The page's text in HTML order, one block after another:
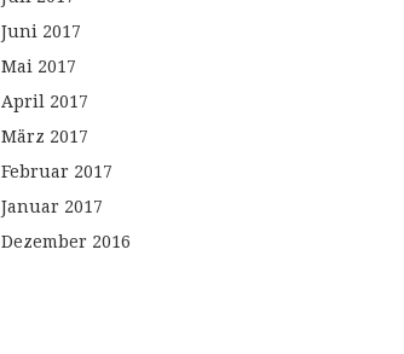
Juni 2017
Mai 2017
April 2017
März 2017
Februar 2017
Januar 2017
Dezember 2016